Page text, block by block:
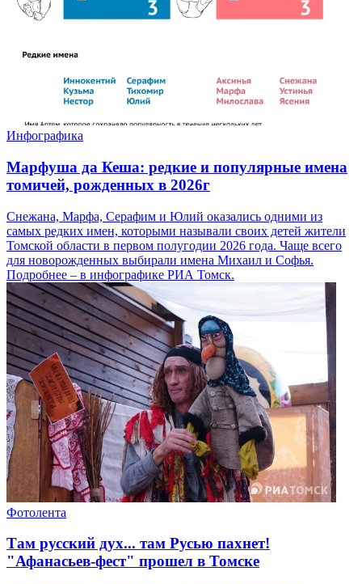
Инфографика
Марфуша да Кеша: редкие и популярные имена
томичей, рожденных в 2026г
Снежана, Марфа, Серафим и Юлий оказались одними из
самых редких имен, которыми называли своих детей жители
Томской области в первом полугодии 2026 года. Чаще всего
для новорожденных выбирали имена Михаил и Софья.
Подробнее – в инфографике РИА Томск.
Фотолента
Там русский дух... там Русью пахнет!
"Афанасьев-фест" прошел в Томске